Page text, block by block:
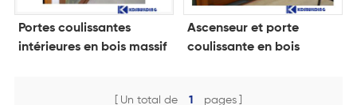
Portes coulissantes
intérieures en bois massif
Ascenseur et porte
coulissante en bois
Un total de 1 pages